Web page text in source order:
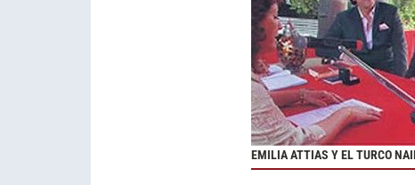
EMILIA ATTIAS Y EL TURCO